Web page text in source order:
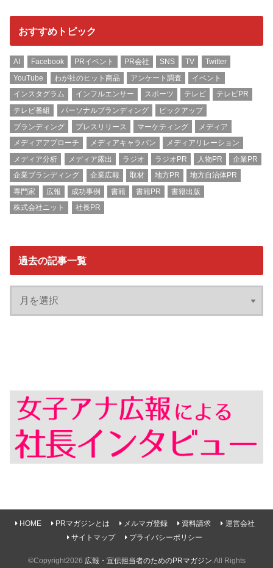
おすすめトピック
AI Facebook PRイベント PR会社 SNS TV
Twitter
YouTube
わが社のヒット商品 アンケート調査
イベント
インスタグラム
インフルエンサー スポーツ テレビ
テレビPR
テレビ番組
パーソナルブランディング
ピックアップ
ブランディング
プレスリリース マーケティング
メディア
メディアアプローチ
メディアキャラバン
メディアリレーション
メディア分析
メディア露出 ラジオ ラジオPR 人物PR
企業PR
企業ブランディング
企業広報 取材 地方PR
地方自治体PR
専門家
広報 成功事例 書籍 書籍PR
書籍出版
株式会社ニット
社長PR
過去の記事一覧
HOME PRマガジンとは メルマガ登録 資料請求
運営会社
サイトマップ
プライバシーポリシー
©Copyright2026 広報・宣伝担当者のためのPRマガジン .All Rights